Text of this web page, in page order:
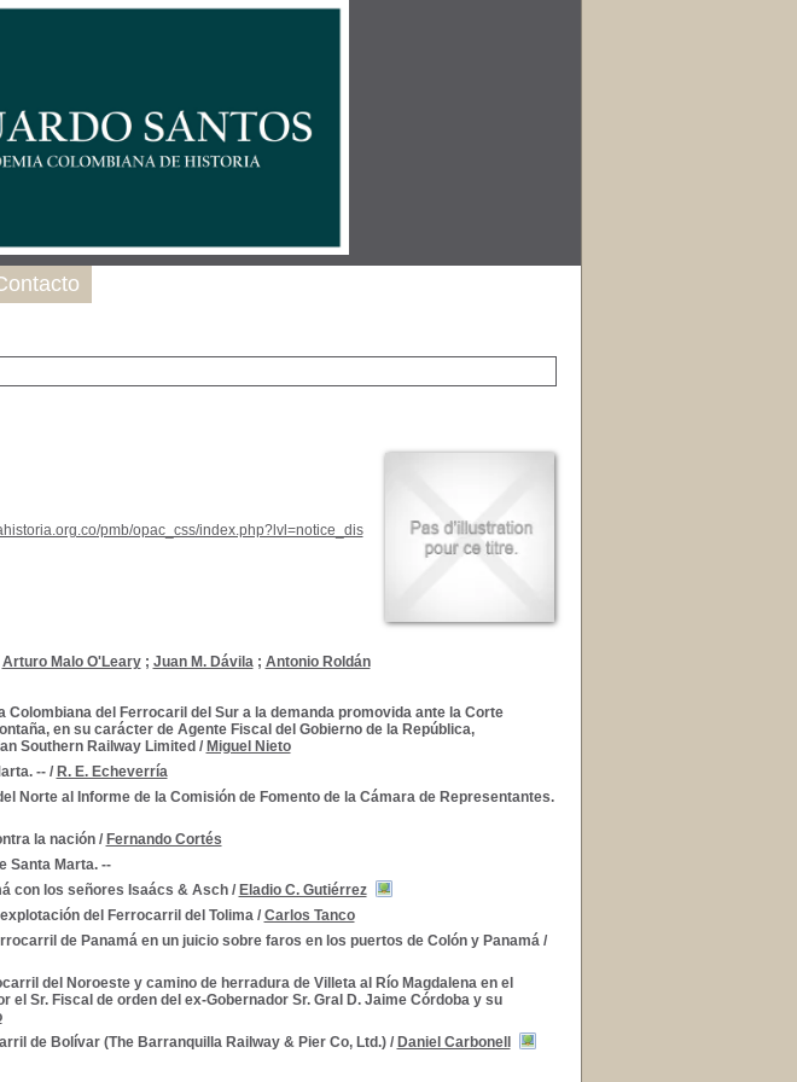
pmb/opac_css/index.php?lvl=notice_dis
Arturo Malo O'Leary; Juan M. Dávila; Antonio Roldán
Colombiana del Ferrocaril del Sur a la demanda promovida ante la Corte
en su carácter de Agente Fiscal del Gobierno de la República,
Southern Railway Limited / Miguel Nieto
--/ R. E. Echeverría
Norte al Informe de la Comisión de Fomento de la Cámara de Representantes.
la nación / Fernando Cortés
Santa Marta. --
con los señores Isaács & Asch/ Eladio C. Gutiérrez
del Ferrocarril del Tolima/ Carlos Tanco
de Panamá en un juicio sobre faros en los puertos de Colón y Panamá/
del Noroeste y camino de herradura de Villeta al Río Magdalena en el
Sr. Fiscal de orden del ex-Gobernador Sr. Gral D. Jaime Córdoba y su
de Bolívar (The Barranquilla Railway & Pier Co, Ltd.)/ Daniel Carbonell